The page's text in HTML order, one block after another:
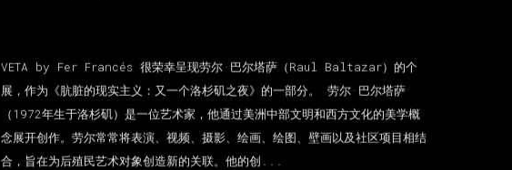
VETA by Fer Francés 很荣幸呈现劳尔·巴尔塔萨（Raul Baltazar）的个
展，作为《肮脏的现实主义：又一个洛杉矶之夜》的一部分。 劳尔·巴尔塔萨
（1972年生于洛杉矶）是一位艺术家，他通过美洲中部文明和西方文化的美学概
念展开创作。劳尔常常将表演、视频、摄影、绘画、绘图、壁画以及社区项目相结
合，旨在为后殖民艺术对象创造新的关联。他的创...